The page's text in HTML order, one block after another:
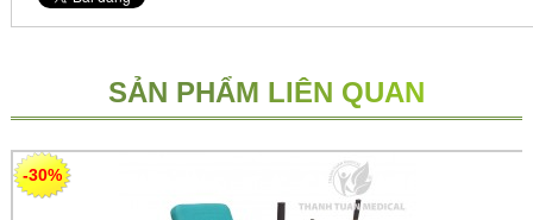
SẢN PHẨM LIÊN QUAN
-30%